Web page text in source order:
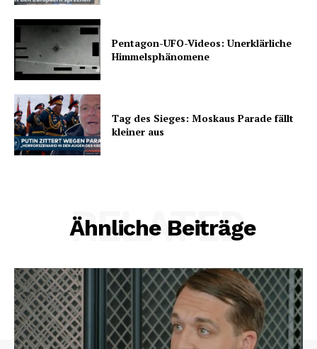
Pentagon-UFO-Videos: Unerklärliche
Himmelsphänomene
Tag des Sieges: Moskaus Parade fällt
kleiner aus
Ähnliche Beiträge
RELATED